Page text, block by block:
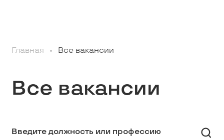
Студентам
Школьникам
Главная Все вакансии
Все вакансии